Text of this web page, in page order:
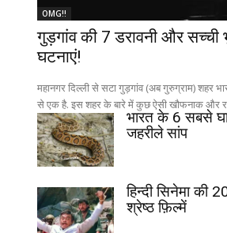
OMG!!
गुड़गांव की 7 डरावनी और सच्ची
घटनाएं!
महानगर दिल्ली से सटा गुड़गांव (अब गुरुग्राम) शहर
से एक है. इस शहर के बारे में कुछ ऐसी खौफनाक और
भारत के 6 सबसे
जहरीले सांप
हिन्दी सिनेमा की
श्रेष्ठ फ़िल्में